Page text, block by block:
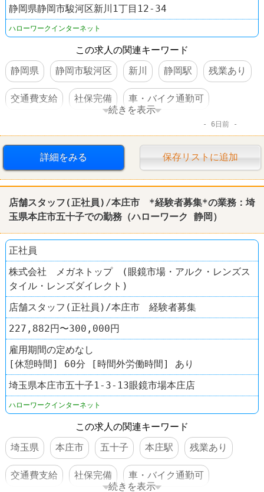
静岡県静岡市駿河区新川1丁目12-34
ハローワークインターネット
この求人の関連キーワード
静岡県
静岡市駿河区 新川 静岡駅 残業あり
交通費支給 社保完備 車・バイク通勤可
続きを表示
6日前
詳細をみる 保存リストに追加
店舗スタッフ(正社員)/本庄市 *経験者募集*の業務：埼
玉県本庄市五十子での勤務（ハローワーク 静岡 ）
正社員
株式会社 メガネトップ (眼鏡市場・アルク・レンズス
タイル・レンズダイレクト)
店舗スタッフ(正社員)/本庄市 経験者募集
227,882円〜300,000円
雇用期間の定めなし
[休憩時間] 60分 [時間外労働時間] あり
埼玉県本庄市五十子1-3-13眼鏡市場本庄店
ハローワークインターネット
この求人の関連キーワード
埼玉県
本庄市 五十子 本庄駅 残業あり
交通費支給 社保完備 車・バイク通勤可
続きを表示